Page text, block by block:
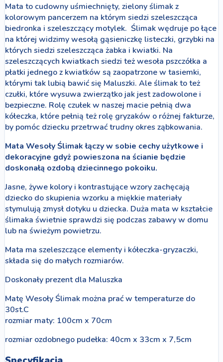
Mata to cudowny uśmiechnięty, zielony ślimak z
kolorowym pancerzem na którym siedzi szeleszcząca
biedronka i szeleszczący motylek. Ślimak wędruje po łące
na której widzimy wesołą gąsieniczkę listeczki, grzybki na
których siedzi szeleszcząca żabka i kwiatki. Na
szeleszczących kwiatkach siedzi też wesoła pszczółka a
płatki jednego z kwiatków są zaopatrzone w tasiemki,
którymi tak lubią bawić się Maluszki. Ale ślimak to też
czułki, które wysuwa zwierzątko jak jest zadowolone i
bezpieczne. Rolę czułek w naszej macie pełnią dwa
kółeczka, które pełnią też rolę gryzaków o różnej fakturze,
by pomóc dziecku przetrwać trudny okres ząbkowania.
Mata Wesoły Ślimak łączy w sobie cechy użytkowe i
dekoracyjne gdyż powieszona na ścianie będzie
doskonałą ozdobą dziecinnego pokoiku.
Jasne, żywe kolory i kontrastujące wzory zachęcają
dziecko do skupienia wzorku a miękkie materiały
stymulują zmysł dotyku u dziecka. Duża mata w kształcie
ślimaka świetnie sprawdzi się podczas zabawy w domu
lub na świeżym powietrzu.
Mata ma szeleszczące elementy i kółeczka-gryzaczki,
składa się do małych rozmiarów.
Doskonały prezent dla Maluszka
Matę Wesoły Ślimak można prać w temperaturze do
30st.C
rozmiar maty: 100cm x 70cm
rozmiar ozdobnego pudełka: 40cm x 33cm x 7,5cm